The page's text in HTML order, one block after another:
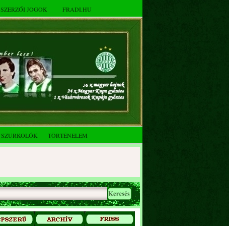
SZERZŐI JOGOK FRADI.HU
SZURKOLÓK TÖRTÉNELEM
Az FTC Baráti Kör 2025. októberi
összejövetel